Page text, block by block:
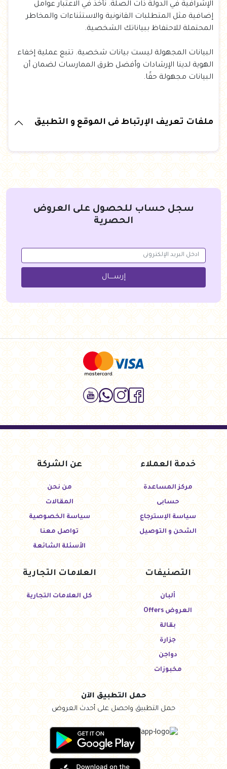
الإشرافية في الدولة ذات الصلة. نأخذ في الاعتبار عوامل
إضافية مثل المتطلبات القانونية والاستثناءات والمخاطر
المحتملة للاحتفاظ ببياناتك الشخصية.
البيانات المجهولة ليست بيانات شخصية. تتبع عملية إخفاء
الهوية لدينا الإرشادات وأفضل طرق الممارسات لضمان أن
البيانات مجهولة حقًا.
ملفات تعريف الإرتباط فى الموقع و التطبيق
سجل حساب للحصول على العروض
الحصرية
إرســــال
خدمة العملاء
مركز المساعدة
حسابى
سياسة الإسترجاع
الشحن و التوصيل
عن الشركة
من نحن
المقالات
سياسة الخصوصية
تواصل معنا
الأسئلة الشائعة
التصنيفات
ألبان
العروض Offers
بقالة
جزارة
دواجن
مخبوزات
العلامات التجارية
كل العلامات التجارية
حمل التطبيق الآن
حمل التطبيق واحصل على أحدث العروض